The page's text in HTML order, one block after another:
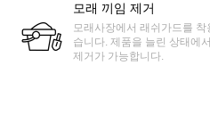
모래 끼임 제거
모래사장에서 래쉬가드를
습니다. 제품을 늘린 상태에
제거가 가능합니다.